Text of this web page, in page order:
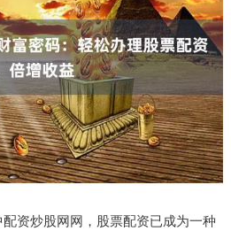
资炒股网网，股票配资已成为一种